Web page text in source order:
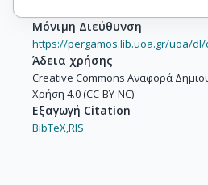
Μόνιμη Διεύθυνση
https://pergamos.lib.uoa.gr/uoa/dl/
Άδεια χρήσης
Creative Commons Αναφορά
Χρήση 4.0 (CC-BY-NC)
Εξαγωγή Citation
BibTeX,RIS